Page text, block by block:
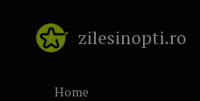
zilesinopti.ro
Home